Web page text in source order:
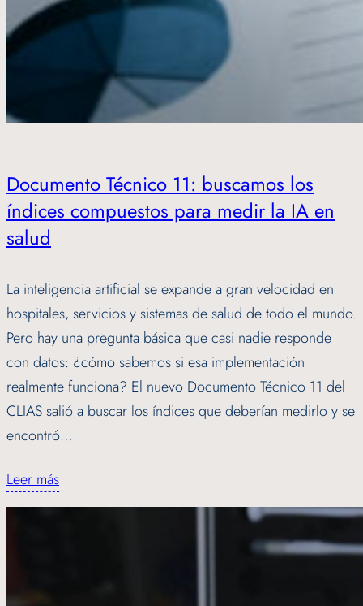
Documento Técnico 11: buscamos los
índices compuestos para medir la IA en
salud
La inteligencia artificial se expande a gran velocidad en
hospitales, servicios y sistemas de salud de todo el mundo.
Pero hay una pregunta básica que casi nadie responde
con datos: ¿cómo sabemos si esa implementación
realmente funciona? El nuevo Documento Técnico 11 del
CLIAS salió a buscar los índices que deberían medirlo y se
encontró…
Leer más